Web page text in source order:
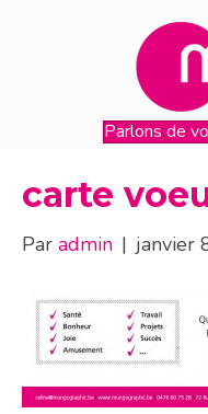
Parlons de
carte
Par admin | janvier